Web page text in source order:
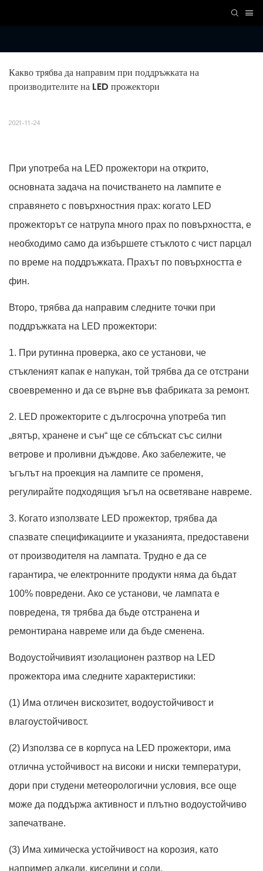
Какво трябва да направим при поддръжката на
производителите на LED прожектори
2021-11-24
При употреба на LED прожектори на открито,
основната задача на почистването на лампите е
справянето с повърхностния прах: когато LED
прожекторът се натрупа много прах по повърхността, е
необходимо само да избършете стъклото с чист парцал
по време на поддръжката. Прахът по повърхността е
фин.
Второ, трябва да направим следните точки при
поддръжката на LED прожектори:
1. При рутинна проверка, ако се установи, че
стъкленият капак е напукан, той трябва да се отстрани
своевременно и да се върне във фабриката за ремонт.
2. LED прожекторите с дългосрочна употреба тип
„вятър, хранене и сън“ ще се сблъскат със силни
ветрове и проливни дъждове. Ако забележите, че
ъгълът на проекция на лампите се променя,
регулирайте подходящия ъгъл на осветяване навреме.
3. Когато използвате LED прожектор, трябва да
спазвате спецификациите и указанията, предоставени
от производителя на лампата. Трудно е да се
гарантира, че електронните продукти няма да бъдат
100% повредени. Ако се установи, че лампата е
повредена, тя трябва да бъде отстранена и
ремонтирана навреме или да бъде сменена.
Водоустойчивият изолационен разтвор на LED
прожектора има следните характеристики:
(1) Има отличен вискозитет, водоустойчивост и
влагоустойчивост.
(2) Използва се в корпуса на LED прожектори, има
отлична устойчивост на високи и ниски температури,
дори при студени метеорологични условия, все още
може да поддържа активност и плътно водоустойчиво
запечатване.
(3) Има химическа устойчивост на корозия, като
например алкали, киселини и соли.